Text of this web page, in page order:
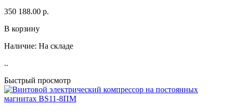
350 188.00 р.
В корзину
Наличие: На складе
..
Быстрый просмотр